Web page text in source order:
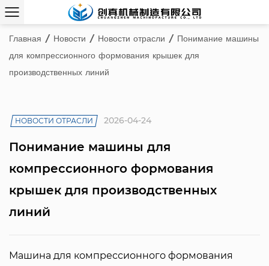
Главная / Новости / Новости отрасли / Понимание машины
для компрессионного формования крышек для
производственных линий
НОВОСТИ ОТРАСЛИ 2026-04-24
Понимание машины для
компрессионного формования
крышек для производственных
линий
Машина для компрессионного формования